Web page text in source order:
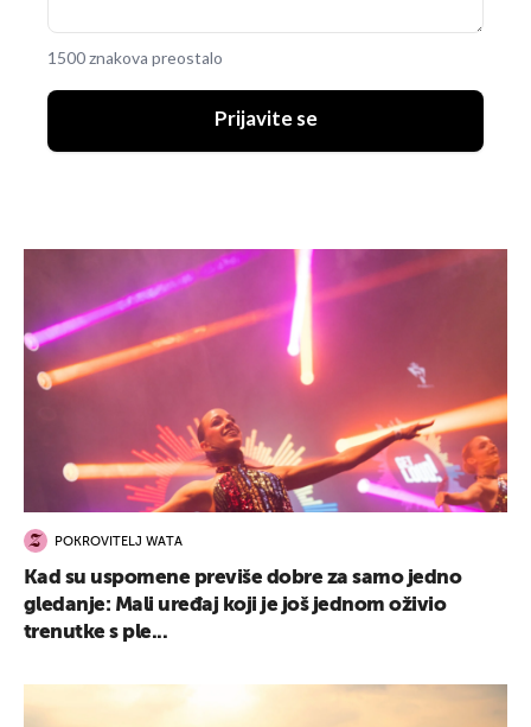
1500 znakova preostalo
Prijavite se
POKROVITELJ WATA
Kad su uspomene previše dobre za samo jedno
gledanje: Mali uređaj koji je još jednom oživio
trenutke s ple...